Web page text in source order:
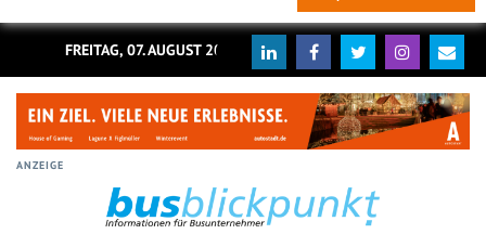
FREITAG, 07. AUGUST 2026
ANZEIGE